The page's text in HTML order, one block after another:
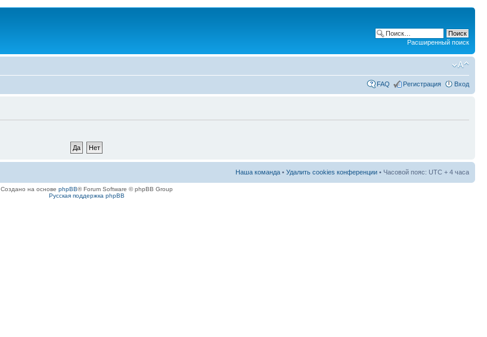
Расширенный поиск
FAQ Регистрация Вход
Наша команда • Удалить cookies конференции • Часовой пояс: UTC + 4 часа
Создано на основе phpBB® Forum Software © phpBB Group
Русская поддержка phpBB